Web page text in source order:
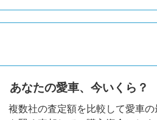
あなたの愛車、今いくら？
複数社の査定額を比較して愛車